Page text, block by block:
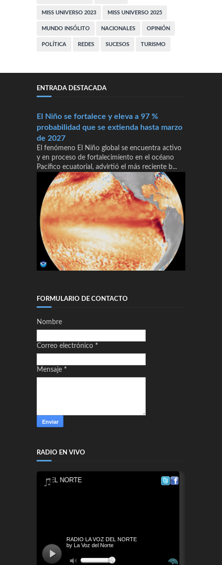
MISS UNIVERSO 2023 MISS UNIVERSO 2025
MUNDO INSÓLITO NACIONALES OPINIÓN
POLÍTICA REDES SUCESOS TURISMO
ENTRADA DESTACADA
El Niño se fortalece y eleva a 97 %
probabilidad que se extienda hasta marzo
de 2027
El fenómeno El Niño global se encuentra activo
y en proceso de fortalecimiento en el océano
Pacífico ecuatorial, advirtió el más reciente b...
FORMULARIO DE CONTACTO
Nombre
Correo electrónico *
Mensaje *
RADIO EN VIVO